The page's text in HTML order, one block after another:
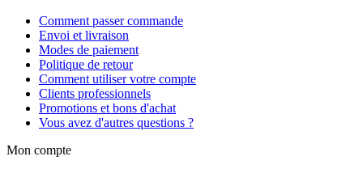
Comment passer commande
Envoi et livraison
Modes de paiement
Politique de retour
Comment utiliser votre compte
Clients professionnels
Promotions et bons d'achat
Vous avez d'autres questions ?
Mon compte